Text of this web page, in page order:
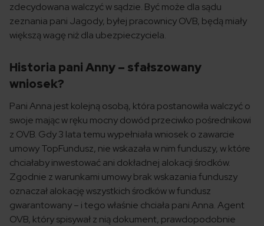
zdecydowana walczyć w sądzie. Być może dla sądu
zeznania pani Jagody, byłej pracownicy OVB, będą miały
większą wagę niż dla ubezpieczyciela.
Historia pani Anny – sfałszowany
wniosek?
Pani Anna jest kolejną osobą, która postanowiła walczyć o
swoje mając w ręku mocny dowód przeciwko pośrednikowi
z OVB. Gdy 3 lata temu wypełniała wniosek o zawarcie
umowy TopFundusz, nie wskazała w nim funduszy, w które
chciałaby inwestować ani dokładnej alokacji środków.
Zgodnie z warunkami umowy brak wskazania funduszy
oznaczał alokację wszystkich środków w fundusz
gwarantowany – i tego właśnie chciała pani Anna. Agent
OVB, który spisywał z nią dokument, prawdopodobnie